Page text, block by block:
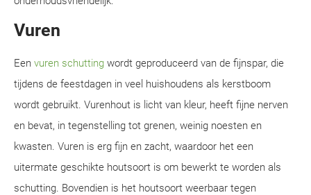
Vuren
Een vuren schutting wordt geproduceerd van de fijnspar, die
tijdens de feestdagen in veel huishoudens als kerstboom
wordt gebruikt. Vurenhout is licht van kleur, heeft fijne nerven
en bevat, in tegenstelling tot grenen, weinig noesten en
kwasten. Vuren is erg fijn en zacht, waardoor het een
uitermate geschikte houtsoort is om bewerkt te worden als
schutting. Bovendien is het houtsoort weerbaar tegen